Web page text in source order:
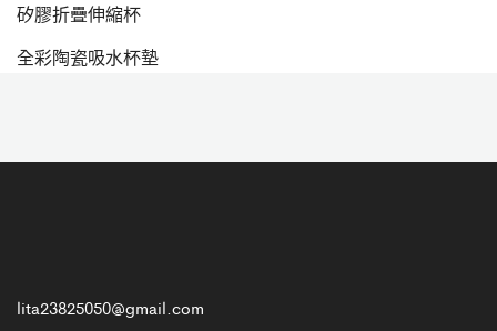
矽膠折疊伸縮杯
全彩陶瓷吸水杯墊
lita23825050@gmail.com